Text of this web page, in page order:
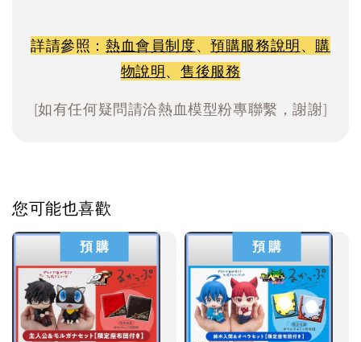
詳請參照： 熱血會員制度、預購服務說明、 購
物說明、 售後服務
[如有任何疑問請洽熱血模型粉專聯繫，謝謝]
您可能也喜歡
預 購 預 購